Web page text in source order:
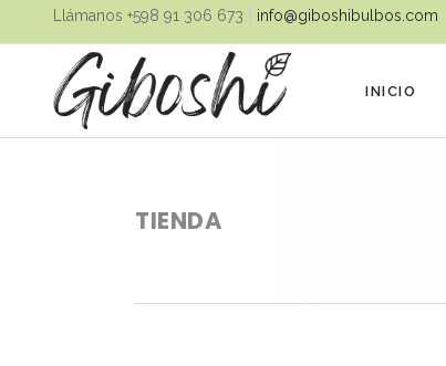
Llámanos ‪+598 91 306 673‬ info@giboshibulbos.com
INICIO
TIENDA